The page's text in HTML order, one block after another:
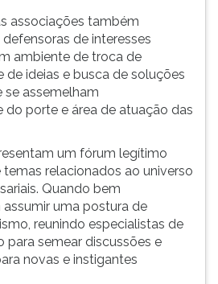
associações também
de interesses
ambiente de troca de
de ideias e busca de soluções
se assemelham
porte e área de atuação das
um fórum legítimo
relacionados ao universo
Quando bem
uma postura de
reunindo especialistas de
para semear discussões e
novas e instigantes